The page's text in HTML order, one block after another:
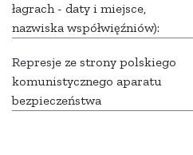
łagrach - daty i miejsce,
nazwiska współwięźniów):
Represje ze strony polskiego
komunistycznego aparatu
bezpieczeństwa